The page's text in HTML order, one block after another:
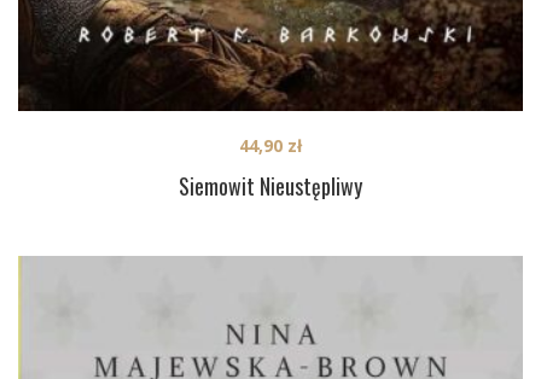
Siemowit Nieustępliwy
44,90 zł